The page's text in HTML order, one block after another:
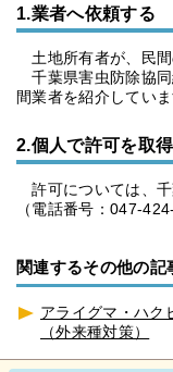
1.業者へ依頼する
土地所有者が、民間
千葉県害虫防除協
間業者を紹介してい
2.個人で許可を取
許可については、
（電話番号：047-
関連するその他の記
アライグマ・ハク
（外来種対策）